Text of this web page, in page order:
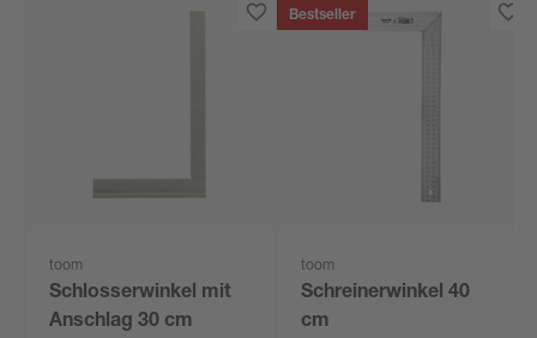
toom
Schlosserwinkel mit
Anschlag 30 cm
Bestseller
toom
Schreinerwinkel 40
cm